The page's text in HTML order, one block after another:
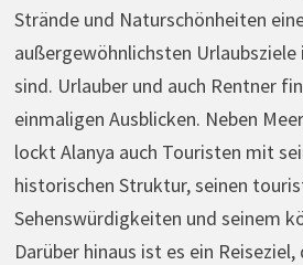
Strände und Naturschönheiten
außergewöhnlichsten
sind. Urlauber und auch Rentner
einmaligen Ausblicken. Neben
lockt Alanya auch Touristen mit
historischen Struktur, seinen
Sehenswürdigkeiten und seinem
Darüber hinaus ist es ein